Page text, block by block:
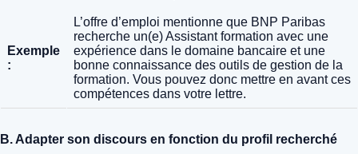
Exemple
:
L’offre d’emploi mentionne que BNP Paribas
recherche un(e) Assistant formation avec une
expérience dans le domaine bancaire et une
bonne connaissance des outils de gestion de la
formation. Vous pouvez donc mettre en avant ces
compétences dans votre lettre.
B. Adapter son discours en fonction du profil recherché